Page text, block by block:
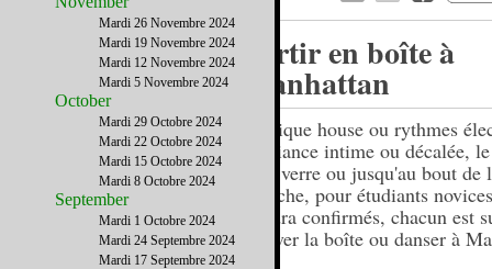
Sortir en boîte à
Manhattan
Musique house ou rythmes
ambiance intime ou décalée,
d'un verre ou jusqu'au bout de
blanche, pour étudiants
quadra confirmés, chacun est
trouver la boîte ou danser à
Mardi 26 Novembre 2024
Mardi 19 Novembre 2024
Mardi 12 Novembre 2024
Mardi 5 Novembre 2024
October
Mardi 29 Octobre 2024
Mardi 22 Octobre 2024
Mardi 15 Octobre 2024
Mardi 8 Octobre 2024
September
Mardi 1 Octobre 2024
Mardi 24 Septembre 2024
Mardi 17 Septembre 2024